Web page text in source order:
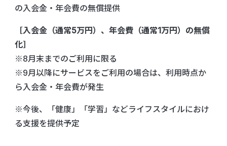
の入会金・年会費の無償提供
［入会金（通常5万円）、年会費（通常1万円）の無償
化］
※8月末までのご利用に限る
※9月以降にサービスをご利用の場合は、利用時点か
ら入会金・年会費が発生
※今後、「健康」「学習」などライフスタイルにおけ
る支援を提供予定